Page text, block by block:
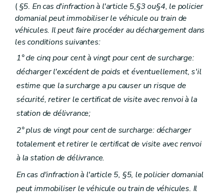
( §5. En cas d'infraction à l'article 5,§3 ou§4, le policier
domanial peut immobiliser le véhicule ou train de
véhicules. Il peut faire procéder au déchargement dans
les conditions suivantes:
1° de cinq pour cent à vingt pour cent de surcharge:
décharger l'excédent de poids et éventuellement, s'il
estime que la surcharge a pu causer un risque de
sécurité, retirer le certificat de visite avec renvoi à la
station de délivrance;
2° plus de vingt pour cent de surcharge: décharger
totalement et retirer le certificat de visite avec renvoi
à la station de délivrance.
En cas d'infraction à l'article 5, §5, le policier domanial
peut immobiliser le véhicule ou train de véhicules. Il